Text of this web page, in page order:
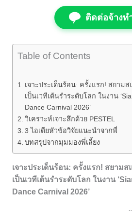
ติดต่อจ้างท
Table of Contents
เจาะประเด็นร้อน: ครั้งแรก! สยาม
เป็นเวทีเต้นรำระดับโลก ในงาน
Dance Carnival 2026’
วิเคราะห์เจาะลึกด้วย PESTEL
3 ไอเดียหัวข้อวิจัยแนะนำจากพี่
บทสรุปจากมุมมองพี่เลี้ยง
เจาะประเด็นร้อน: ครั้งแรก! สยาม
เป็นเวทีเต้นรำระดับโลก ในงาน
Dance Carnival 2026’